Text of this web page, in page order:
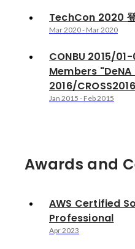
TechCon 2020
Mar 2020- Mar 2020
CONBU 2015/
Members "DeNA
2016/
Jan 2015 - Feb 2015
Awards and
AWS Certified
Professional
Apr 2023